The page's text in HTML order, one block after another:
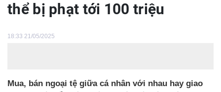
thể bị phạt tới 100 triệu
18:33 21/05/2025
Mua, bán ngoại tệ giữa cá nhân với nhau hay giao